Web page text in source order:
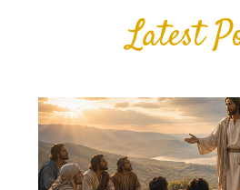
Latest